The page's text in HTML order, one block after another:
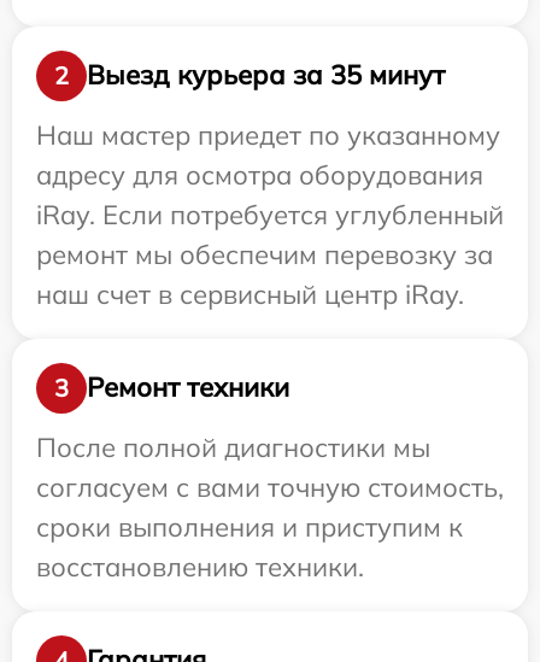
2
Выезд курьера за 35 минут
Наш мастер приедет по указанному
адресу для осмотра оборудования
iRay. Если потребуется углубленный
ремонт мы обеспечим перевозку за
наш счет в сервисный центр iRay.
3
Ремонт техники
После полной диагностики мы
согласуем с вами точную стоимость,
сроки выполнения и приступим к
восстановлению техники.